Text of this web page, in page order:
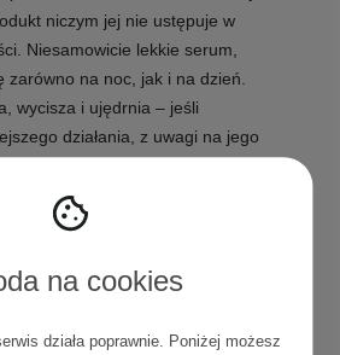
na cookies
działa poprawnie. Poniżej możesz
niczym jej nie ustępuje w
Niesamowicie lekkie serum,
zarówno na noc, jak i na dzień.
wycisza i ujędrnia – jeśli
działania, z uwagi na jego
gwarantowany, od razu
i odżywcze działanie. Nie
etapami pielęgnacji. Nawet
kosmetyków, a robiąc